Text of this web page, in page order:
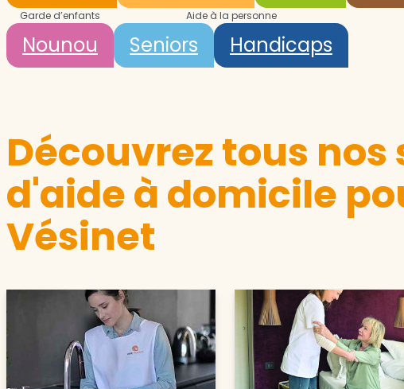
Garde d’enfants
Nounou
Aide à la personne
Seniors Handicaps
Découvrez tous nos
d'aide à domicile
Vésinet